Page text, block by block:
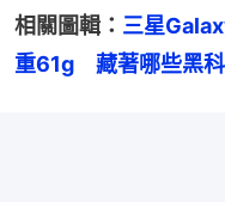
相關圖輯： 三星
重61g　藏著哪些黑